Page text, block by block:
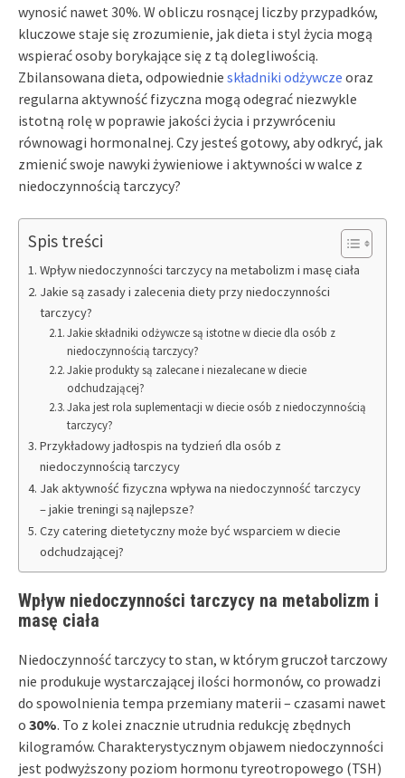
wynosić nawet 30%. W obliczu rosnącej liczby przypadków,
kluczowe staje się zrozumienie, jak dieta i styl życia mogą
wspierać osoby borykające się z tą dolegliwością.
Zbilansowana dieta, odpowiednie składniki odżywcze oraz
regularna aktywność fizyczna mogą odegrać niezwykle
istotną rolę w poprawie jakości życia i przywróceniu
równowagi hormonalnej. Czy jesteś gotowy, aby odkryć, jak
zmienić swoje nawyki żywieniowe i aktywności w walce z
niedoczynnością tarczycy?
Spis treści
Wpływ niedoczynności tarczycy na metabolizm i masę ciała
Jakie są zasady i zalecenia diety przy niedoczynności
tarczycy?
Jakie składniki odżywcze są istotne w diecie dla osób z
niedoczynnością tarczycy?
Jakie produkty są zalecane i niezalecane w diecie
odchudzającej?
Jaka jest rola suplementacji w diecie osób z niedoczynnością
tarczycy?
Przykładowy jadłospis na tydzień dla osób z
niedoczynnością tarczycy
Jak aktywność fizyczna wpływa na niedoczynność tarczycy
– jakie treningi są najlepsze?
Czy catering dietetyczny może być wsparciem w diecie
odchudzającej?
Wpływ niedoczynności tarczycy na metabolizm i
masę ciała
Niedoczynność tarczycy to stan, w którym gruczoł tarczowy
nie produkuje wystarczającej ilości hormonów, co prowadzi
do spowolnienia tempa przemiany materii – czasami nawet
o 30%. To z kolei znacznie utrudnia redukcję zbędnych
kilogramów. Charakterystycznym objawem niedoczynności
jest podwyższony poziom hormonu tyreotropowego (TSH)